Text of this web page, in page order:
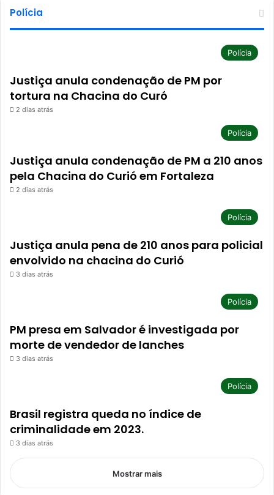
Polícia
Polícia
Justiça anula condenação de PM por
tortura na Chacina do Curó
2 dias atrás
Polícia
Justiça anula condenação de PM a 210 anos
pela Chacina do Curió em Fortaleza
2 dias atrás
Polícia
Justiça anula pena de 210 anos para policial
envolvido na chacina do Curió
3 dias atrás
Polícia
PM presa em Salvador é investigada por
morte de vendedor de lanches
3 dias atrás
Polícia
Brasil registra queda no índice de
criminalidade em 2023.
3 dias atrás
Mostrar mais